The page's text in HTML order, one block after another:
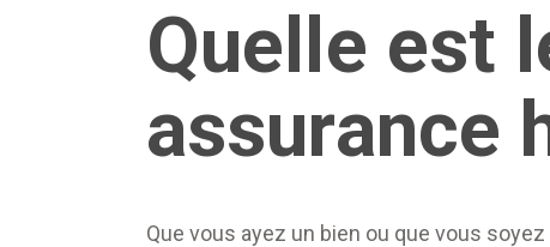
Quelle est
assurance
Que vous ayez un bien ou que vous